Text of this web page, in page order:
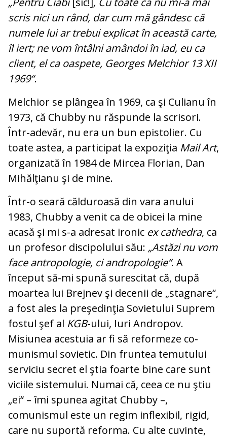
scris nici un rând, dar cum mă gân­desc că
numele lui ar trebui explicat în această carte,
îl iert; ne vom întâlni amân­doi în iad, eu ca
client, el ca oaspete, Georges Melchior 13 XII
1969“.
Melchior se plângea în 1969, ca şi Culianu în
1973, că Chubby nu răspunde la scri­sori.
Într-adevăr, nu era un bun epis­to­li­er. Cu
toate astea, a participat la expoziţia Mail Art,
organizată în 1984 de Mircea Flo­rian, Dan
Mihălţianu şi de mine.
Într-o seară călduroasă din vara anului
1983, Chubby a venit ca de obicei la mine
acasă şi mi s-a adresat ironic ex cathedra, ca
un profesor discipolului său: „Astăzi nu vom
face antropologie, ci an­dro­po­lo­gie“. A
început să-mi spună surescitat că, du­pă
moartea lui Brejnev şi decenii de „stag­nare“,
a fost ales la preşedinţia Sovietului Suprem
fostul şef al KGB-ului, Iuri An­dro­pov.
Misiunea acestuia ar fi să reformeze co­
munismul sovietic. Din fruntea te­mu­tului
serviciu secret el ştia foarte bine ca­re sunt
viciile sistemului. Numai că, ceea ce nu ştiu
„ei“ – îmi spunea agitat Chubby –,
comunismul este un regim inflexibil, ri­gid,
care nu suportă reforma. Cu alte cuvinte,